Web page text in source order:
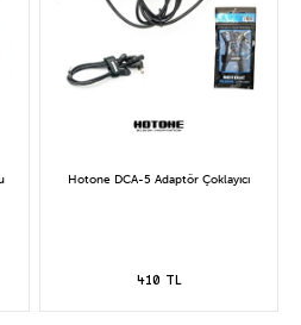
Hotone DCA-5 Adaptör Çoklayıcı
410 TL